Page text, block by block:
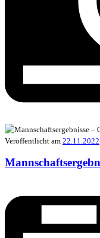
Veröffentlicht am 22.11.2022